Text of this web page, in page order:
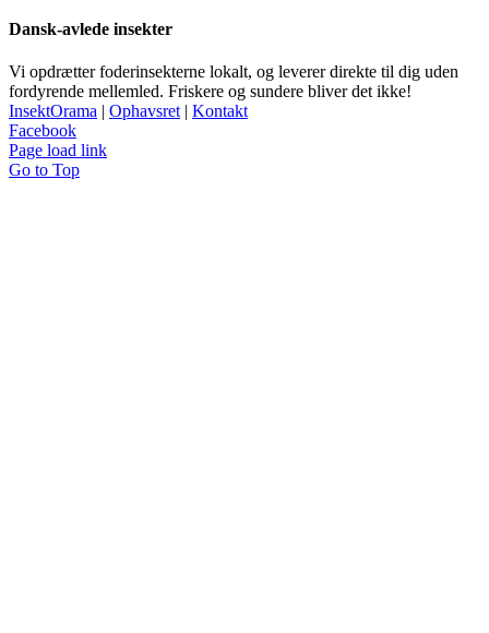
Dansk-avlede insekter
Vi opdrætter foderinsekterne lokalt, og leverer direkte til dig uden
fordyrende mellemled. Friskere og sundere bliver det ikke!
InsektOrama | Ophavsret | Kontakt
Facebook
Page load link
Go to Top